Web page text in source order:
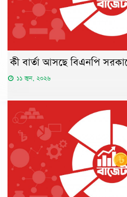
কী বার্তা আসছে বিএনপি
১১ জুন, ২০২৬